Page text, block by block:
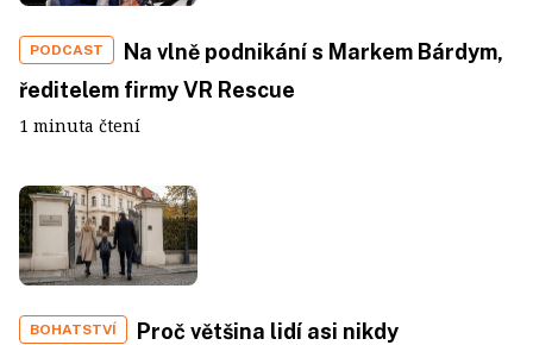
PODCAST
Na vlně podnikání s Markem Bárdym,
ředitelem firmy VR Rescue
1 minuta čtení
BOHATSTVÍ
Proč většina lidí asi nikdy